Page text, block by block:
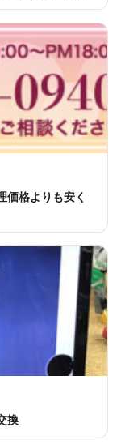
価格よりも安く
換